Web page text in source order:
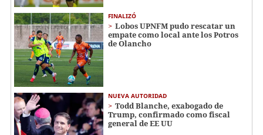
FINALIZÓ
Lobos UPNFM pudo rescatar un
empate como local ante los Potros
de Olancho
NUEVA AUTORIDAD
Todd Blanche, exabogado de
Trump, confirmado como fiscal
general de EE UU